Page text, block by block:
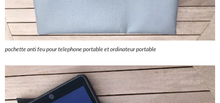
pochette anti feu pour telephone portable et ordinateur portable